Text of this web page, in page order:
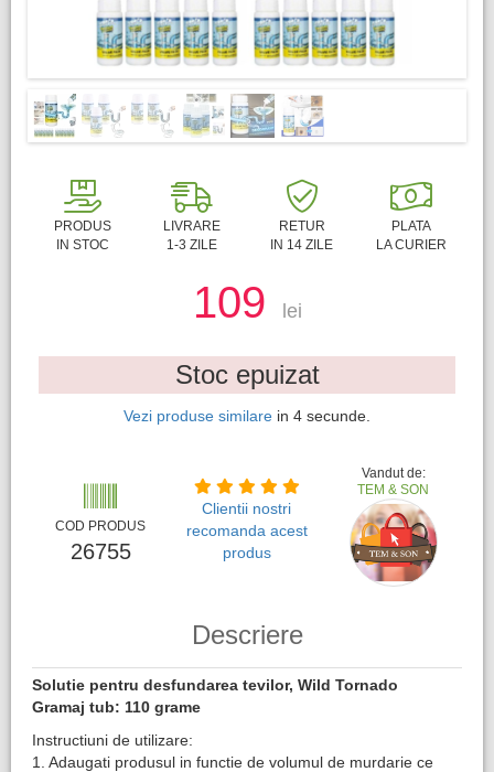
Previous
PRODUS
IN STOC
LIVRARE
1-3 ZILE
RETUR
IN 14 ZILE
PLATA
LA CURIER
109 lei
Stoc epuizat
Vezi produse similare in 3 secunde.
COD PRODUS
26755
Clientii nostri
recomanda acest
produs
Vandut de:
TEM & SON
Descriere
Solutie pentru desfundarea tevilor, Wild Tornado
Gramaj tub: 110 grame
Instructiuni de utilizare:
1. Adaugati produsul in functie de volumul de murdarie ce